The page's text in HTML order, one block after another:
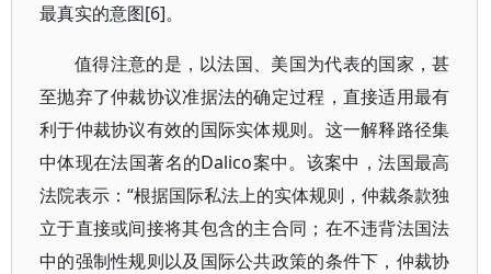
最真实的意图[6]。
值得注意的是，以法国、美国为代表的国家，甚
至抛弃了仲裁协议准据法的确定过程，直接适用最有
利于仲裁协议有效的国际实体规则。这一解释路径集
中体现在法国著名的Dalico案中。该案中，法国最高
法院表示：“根据国际私法上的实体规则，仲裁条款独
立于直接或间接将其包含的主合同；在不违背法国法
中的强制性规则以及国际公共政策的条件下，仲裁协